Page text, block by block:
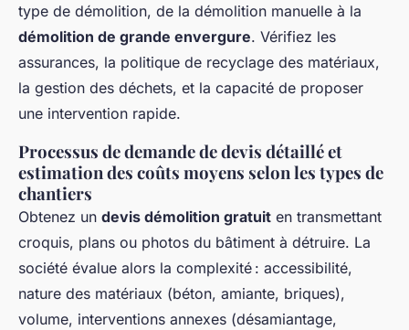
type de démolition, de la démolition manuelle à la
démolition de grande envergure. Vérifiez les
assurances, la politique de recyclage des matériaux,
la gestion des déchets, et la capacité de proposer
une intervention rapide.
Processus de demande de devis détaillé et
estimation des coûts moyens selon les types de
chantiers
Obtenez un devis démolition gratuit en transmettant
croquis, plans ou photos du bâtiment à détruire. La
société évalue alors la complexité : accessibilité,
nature des matériaux (béton, amiante, briques),
volume, interventions annexes (désamiantage,